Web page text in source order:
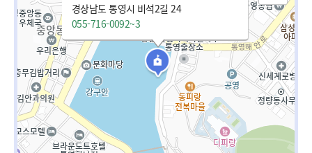
경상남도 통영시 비석2길 24
055-716-0092~3